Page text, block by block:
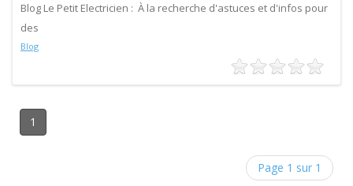
Blog Le Petit Electricien : À la recherche d'astuces et d'infos pour
des
Blog
1
Page 1 sur 1